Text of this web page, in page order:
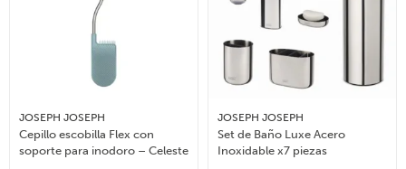
JOSEPH JOSEPH
Cepillo escobilla Flex con
soporte para inodoro – Celeste
JOSEPH JOSEPH
Set de Baño Luxe Acero
Inoxidable x7 piezas